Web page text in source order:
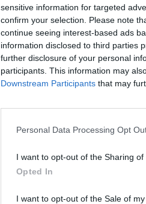
sensitive information for targeted
confirm your selection. Please note
continue seeing interest-based ads
information disclosed to third parties
further disclosure of your personal
participants. This information may
Downstream Participants that may
Personal Data Processing Opt
I want to opt-out of the Sharing of
Opted In
I want to opt-out of the Sale of my
Moscavide:
via pública
Mais